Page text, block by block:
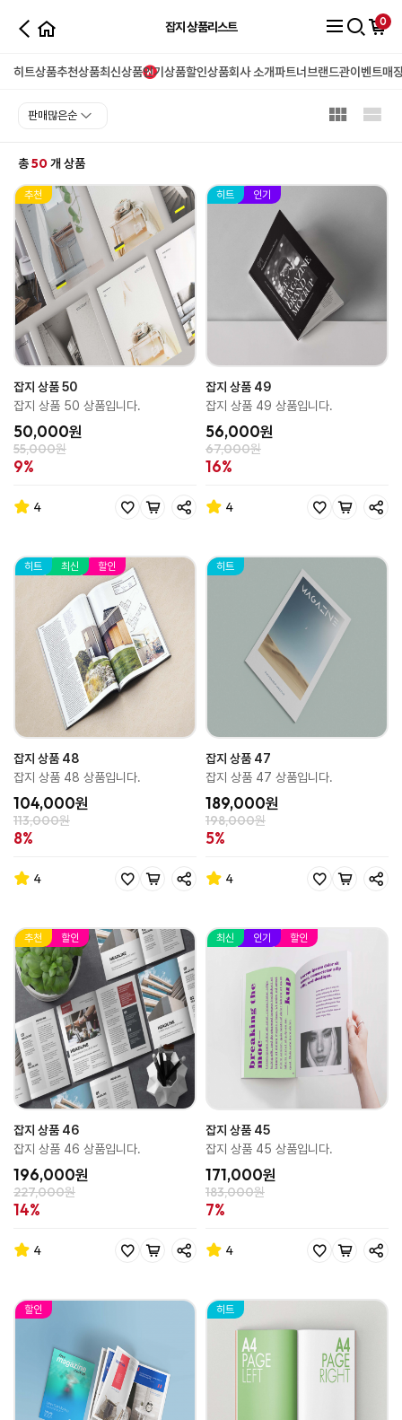
잡지 상품리스트
히트상품추천상품최신상품인기상품할인상품회사 소개파트너 브랜드관이벤트매
0
총50개 상품
추천
잡지 상품 50
잡지 상품 50 상품입니다.
50,000원
55,000원
9%
4
히트 인기
잡지 상품 49
잡지 상품 49 상품입니다.
56,000원
67,000원
16%
4
히트 최신 할인
잡지 상품 48
잡지 상품 48 상품입니다.
104,000원
113,000원
8%
4
히트
잡지 상품 47
잡지 상품 47 상품입니다.
189,000원
198,000원
5%
4
추천 할인
잡지 상품 46
잡지 상품 46 상품입니다.
196,000원
227,000원
14%
4
최신 인기 할인
잡지 상품 45
잡지 상품 45 상품입니다.
171,000원
183,000원
7%
4
할인 히트